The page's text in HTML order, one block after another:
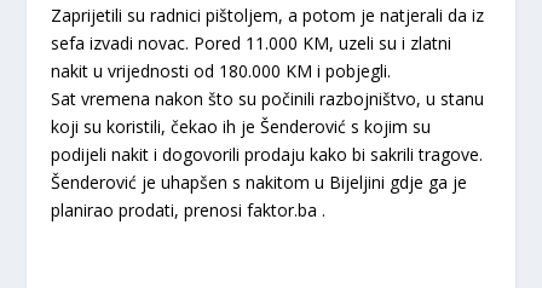
Zaprijetili su radnici pištoljem, a potom je natjerali da iz
sefa izvadi novac. Pored 11.000 KM, uzeli su i zlatni
nakit u vrijednosti od 180.000 KM i pobjegli.
Sat vremena nakon što su počinili razbojništvo, u stanu
koji su koristili, čekao ih je Šenderović s kojim su
podijeli nakit i dogovorili prodaju kako bi sakrili tragove.
Šenderović je uhapšen s nakitom u Bijeljini gdje ga je
planirao prodati, prenosi faktor.ba .